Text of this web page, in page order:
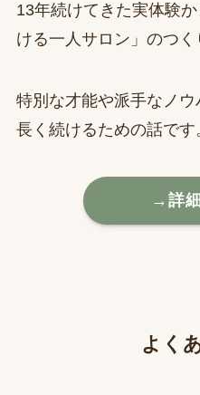
13年続けてきた実体験
ける一人サロン」のつく
特別な才能や派手なノ
長く続けるための話です
→詳
よく